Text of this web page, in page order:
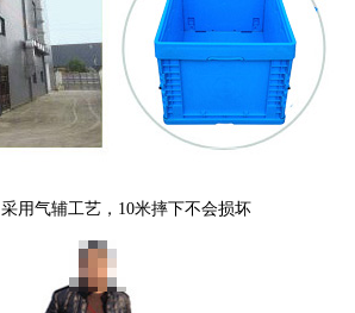
采用气辅工艺，10米摔下不会损坏